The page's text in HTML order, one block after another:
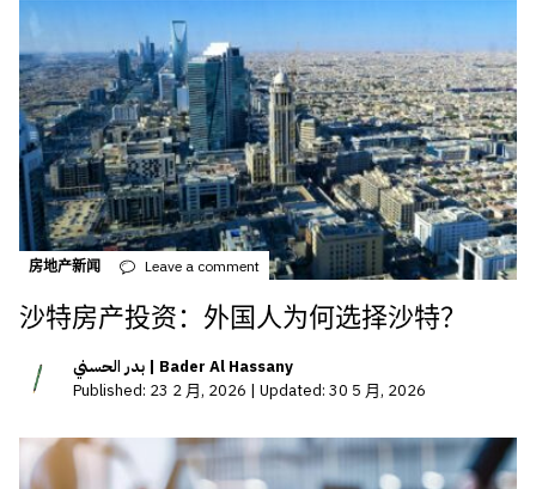
房地产新闻 Leave a comment
沙特房产投资：外国人为何选择沙特？
بدر الحسني | Bader Al Hassany
Published: 23 2 月, 2026 | Updated: 30 5 月, 2026